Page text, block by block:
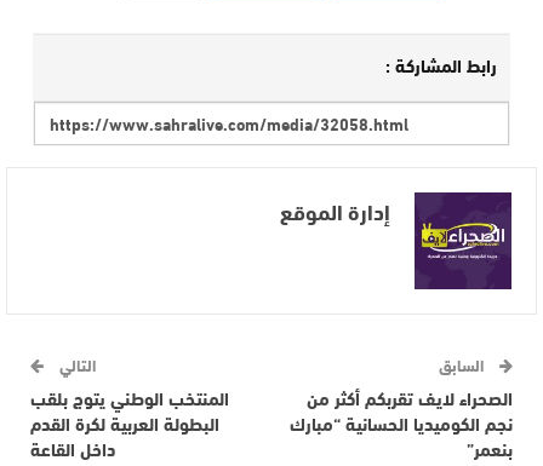
رابط المشاركة :
إدارة الموقع
السابق
الصحراء لايف تقربكم أكثر من
نجم الكوميديا الحسانية “مبارك
بنعمر”
التالي
المنتخب الوطني يتوج بلقب
البطولة العربية لكرة القدم
داخل القاعة